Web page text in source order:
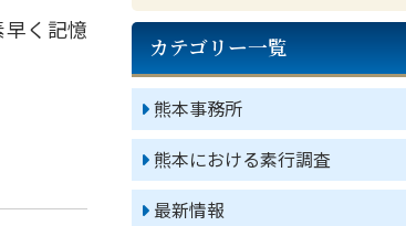
く記憶
カテゴリー一覧
熊本事務所
熊本における素行調査
最新情報